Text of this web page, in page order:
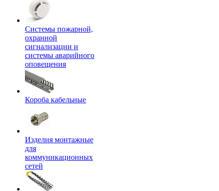
Системы пожарной,
охранной
сигнализации и
системы аварийного
оповещения
Короба кабельные
Изделия монтажные
для
коммуникационных
сетей